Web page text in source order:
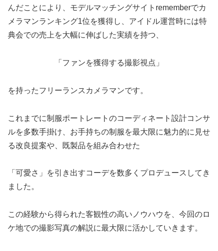
んだことにより、モデルマッチングサイトrememberでカ
メラマンランキング1位を獲得し、アイドル運営時には特
典会での売上を大幅に伸ばした実績を持つ、
「ファンを獲得する撮影視点」
を持ったフリーランスカメラマンです。
これまでに制服ポートレートのコーディネート設計コンサ
ルを多数手掛け、お手持ちの制服を最大限に魅力的に見せ
る改良提案や、既製品を組み合わせた
「可愛さ」を引き出すコーデを数多くプロデュースしてき
ました。
この経験から得られた客観性の高いノウハウを、今回のロ
ケ地での撮影写真の解説に最大限に活かしていきます。